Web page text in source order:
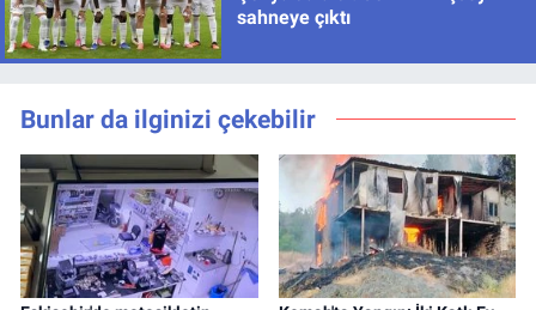
sahneye çıktı
Bunlar da ilginizi çekebilir